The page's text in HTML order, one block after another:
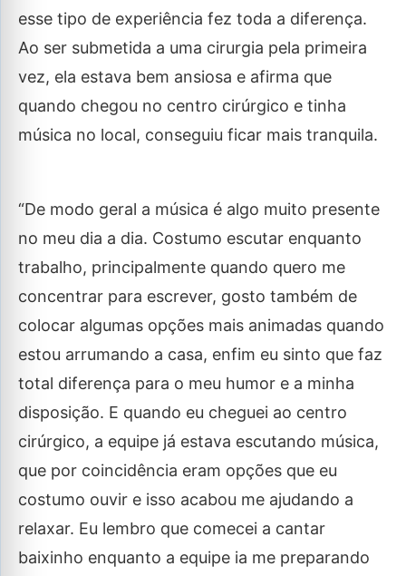
esse tipo de experiência fez toda a diferença.
Ao ser submetida a uma cirurgia pela primeira
vez, ela estava bem ansiosa e afirma que
quando chegou no centro cirúrgico e tinha
música no local, conseguiu ficar mais tranquila.
“De modo geral a música é algo muito presente
no meu dia a dia. Costumo escutar enquanto
trabalho, principalmente quando quero me
concentrar para escrever, gosto também de
colocar algumas opções mais animadas quando
estou arrumando a casa, enfim eu sinto que faz
total diferença para o meu humor e a minha
disposição. E quando eu cheguei ao centro
cirúrgico, a equipe já estava escutando música,
que por coincidência eram opções que eu
costumo ouvir e isso acabou me ajudando a
relaxar. Eu lembro que comecei a cantar
baixinho enquanto a equipe ia me preparando